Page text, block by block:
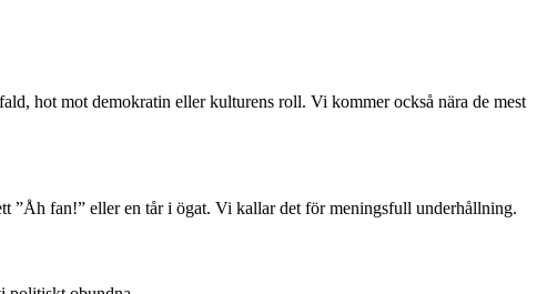
hot mot demokratin eller kulturens roll. Vi kommer också nära de mest
”Åh fan!” eller en tår i ögat. Vi kallar det för meningsfull underhållning.